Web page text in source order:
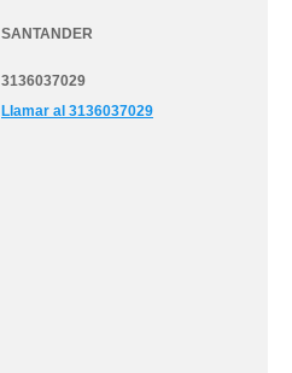
SANTANDER
3136037029
Llamar al 3136037029